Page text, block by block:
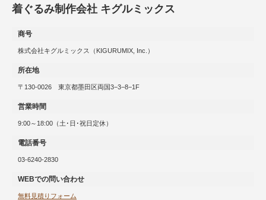
着ぐるみ制作会社 キグルミックス
商号
株式会社キグルミックス（KIGURUMIX, Inc.）
所在地
〒130-0026 東京都墨田区両国3−3−8−1F
営業時間
9:00～18:00（土･日･祝日定休）
電話番号
03-6240-2830
WEBでの問い合わせ
無料見積りフォーム